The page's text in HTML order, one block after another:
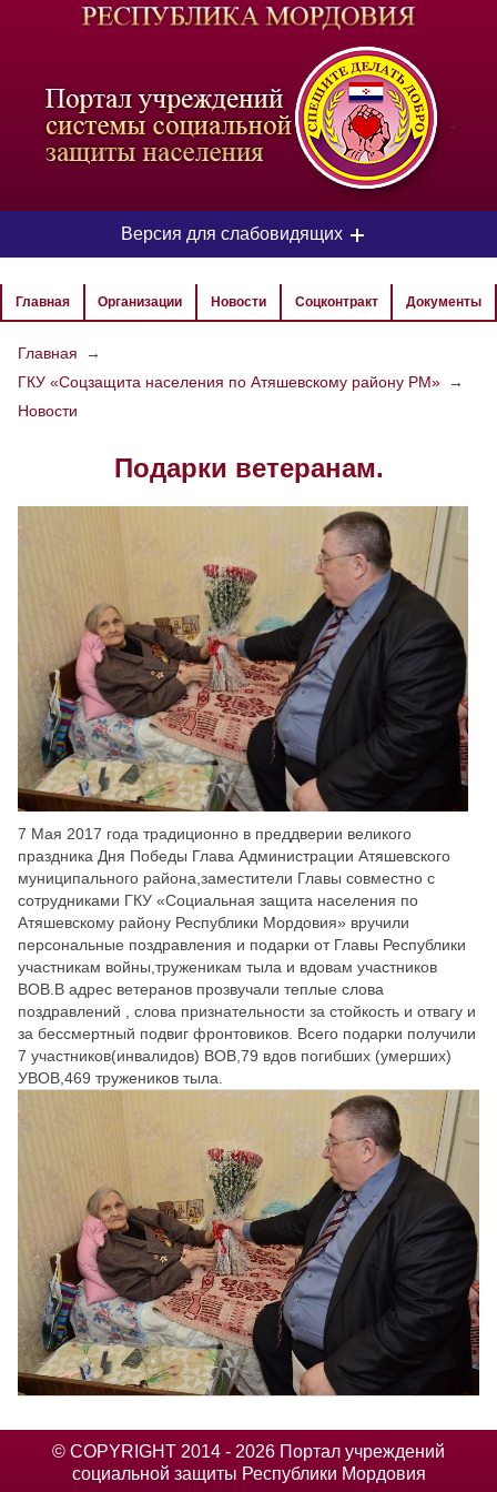
-
Версия для слабовидящих
ЦВЕТОВАЯ СХЕМА
РАЗМЕР ТЕКСТА
ИЗОБРАЖЕНИЯ
Настройки по умолчанию
Главная Организации Новости Соцконтракт Документы
Главная
→
ГКУ «Соцзащита населения по Атяшевскому району РМ» →
Новости
Подарки ветеранам.
7 Мая 2017 года традиционно в преддверии великого
праздника Дня Победы Глава Администрации Атяшевского
муниципального района,заместители Главы совместно с
сотрудниками ГКУ «Социальная защита населения по
Атяшевскому району Республики Мордовия» вручили
персональные поздравления и подарки от Главы Республики
участникам войны,труженикам тыла и вдовам участников
ВОВ.В адрес ветеранов прозвучали теплые слова
поздравлений , слова признательности за стойкость и отвагу и
за бессмертный подвиг фронтовиков. Всего подарки получили
7 участников(инвалидов) ВОВ,79 вдов погибших (умерших)
УВОВ,469 тружеников тыла.
© COPYRIGHT 2014 - 2026 Портал учреждений
социальной защиты Республики Мордовия